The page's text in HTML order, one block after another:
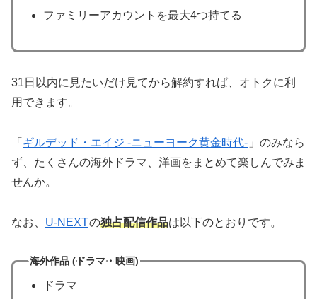
ファミリーアカウントを最大4つ持てる
31日以内に見たいだけ見てから解約すれば、オトクに利
用できます。
「 ギルデッド・エイジ -ニューヨーク黄金時代- 」のみなら
ず、たくさんの海外ドラマ、洋画をまとめて楽しんでみま
せんか。
なお、 U-NEXTの独占配信作品は以下のとおりです。
海外作品 (ドラマ・映画)
ドラマ